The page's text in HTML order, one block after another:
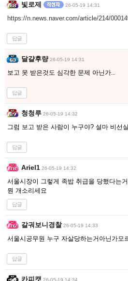
빛로제 26-05-19 14:31
https://n.news.naver.com/article/214/
답글
달걀후량 26-05-19 14:31
보고 못 받은것도 심각한 문제 아닌가..
답글
청청루 26-05-19 14:32
그럼 보고 받은 사람이 누구야? 설마 비선
답글
Ariel1 26-05-19 14:32
서울시장이 그렇게 족밥 취급을 당했다는
뭔 개소리세요
답글
갈궈보니경찰 26-05-19 14:33
서울시공무원 누구 자살당하는거아닌가모
답글
카피캣